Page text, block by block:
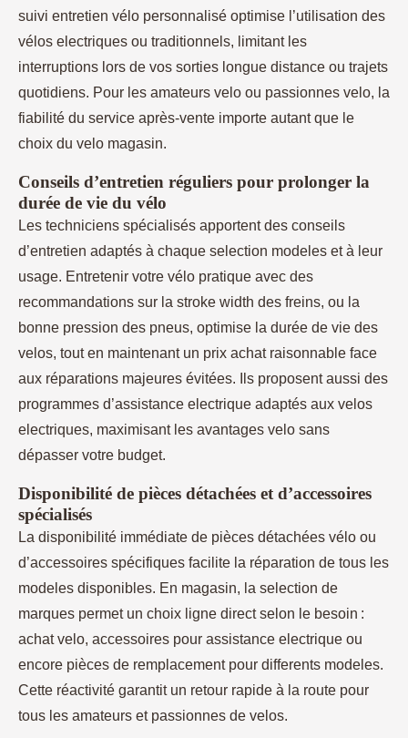
suivi entretien vélo personnalisé optimise l’utilisation des
vélos electriques ou traditionnels, limitant les
interruptions lors de vos sorties longue distance ou trajets
quotidiens. Pour les amateurs velo ou passionnes velo, la
fiabilité du service après-vente importe autant que le
choix du velo magasin.
Conseils d’entretien réguliers pour prolonger la
durée de vie du vélo
Les techniciens spécialisés apportent des conseils
d’entretien adaptés à chaque selection modeles et à leur
usage. Entretenir votre vélo pratique avec des
recommandations sur la stroke width des freins, ou la
bonne pression des pneus, optimise la durée de vie des
velos, tout en maintenant un prix achat raisonnable face
aux réparations majeures évitées. Ils proposent aussi des
programmes d’assistance electrique adaptés aux velos
electriques, maximisant les avantages velo sans
dépasser votre budget.
Disponibilité de pièces détachées et d’accessoires
spécialisés
La disponibilité immédiate de pièces détachées vélo ou
d’accessoires spécifiques facilite la réparation de tous les
modeles disponibles. En magasin, la selection de
marques permet un choix ligne direct selon le besoin :
achat velo, accessoires pour assistance electrique ou
encore pièces de remplacement pour differents modeles.
Cette réactivité garantit un retour rapide à la route pour
tous les amateurs et passionnes de velos.